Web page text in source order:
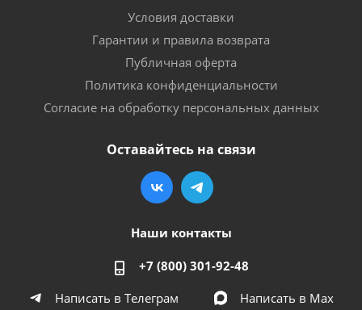
Условия доставки
Гарантии и правила возврата
Публичная оферта
Политика конфиденциальности
Согласие на обработку персональных данных
Оставайтесь на связи
Наши контакты
+7 (800) 301-92-48
Написать в Телеграм
Написать в Мах